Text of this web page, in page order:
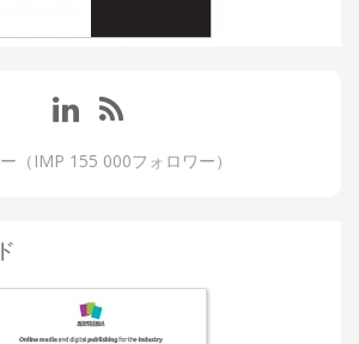
（IMP 155 000フォロワー）